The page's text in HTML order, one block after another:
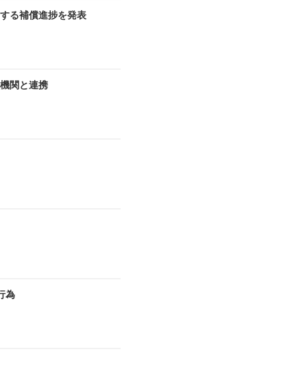
る補償進捗を発表
関と連携
為